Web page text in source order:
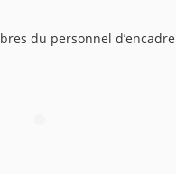
du personnel